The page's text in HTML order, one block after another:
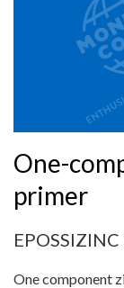
One-
primer
One component